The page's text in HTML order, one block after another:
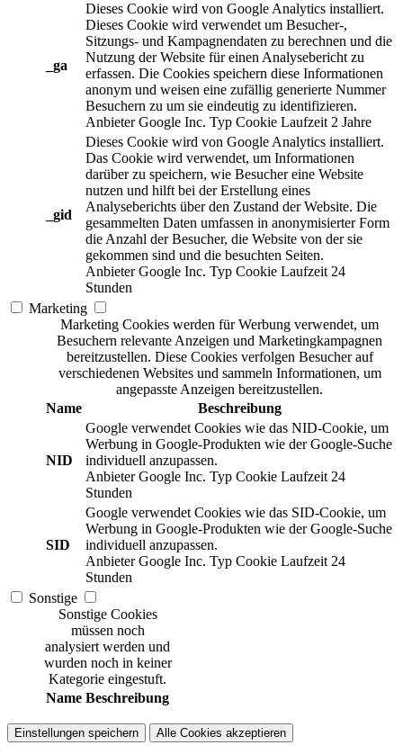
_ga
Dieses Cookie wird von Google Analytics installiert.
Dieses Cookie wird verwendet um Besucher-,
Sitzungs- und Kampagnendaten zu berechnen und die
Nutzung der Website für einen Analysebericht zu
erfassen. Die Cookies speichern diese Informationen
anonym und weisen eine zufällig generierte Nummer
Besuchern zu um sie eindeutig zu identifizieren.
Anbieter Google Inc. Typ Cookie Laufzeit 2 Jahre
_gid
Dieses Cookie wird von Google Analytics installiert.
Das Cookie wird verwendet, um Informationen
darüber zu speichern, wie Besucher eine Website
nutzen und hilft bei der Erstellung eines
Analyseberichts über den Zustand der Website. Die
gesammelten Daten umfassen in anonymisierter Form
die Anzahl der Besucher, die Website von der sie
gekommen sind und die besuchten Seiten.
Anbieter Google Inc. Typ Cookie Laufzeit 24
Stunden
Marketing
Marketing Cookies werden für Werbung verwendet, um
Besuchern relevante Anzeigen und Marketingkampagnen
bereitzustellen. Diese Cookies verfolgen Besucher auf
verschiedenen Websites und sammeln Informationen, um
angepasste Anzeigen bereitzustellen.
Name
Beschreibung
NID
Google verwendet Cookies wie das NID-Cookie, um
Werbung in Google-Produkten wie der Google-Suche
individuell anzupassen.
Anbieter Google Inc. Typ Cookie Laufzeit 24
Stunden
SID
Google verwendet Cookies wie das SID-Cookie, um
Werbung in Google-Produkten wie der Google-Suche
individuell anzupassen.
Anbieter Google Inc. Typ Cookie Laufzeit 24
Stunden
Sonstige
Sonstige Cookies
müssen noch
analysiert werden und
wurden noch in keiner
Kategorie eingestuft.
Name Beschreibung
Einstellungen speichern Alle Cookies akzeptieren